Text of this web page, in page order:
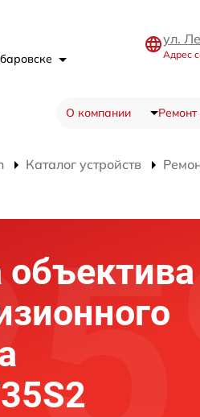
ул.
Адрес
О компании Ремонт
Каталог устройств